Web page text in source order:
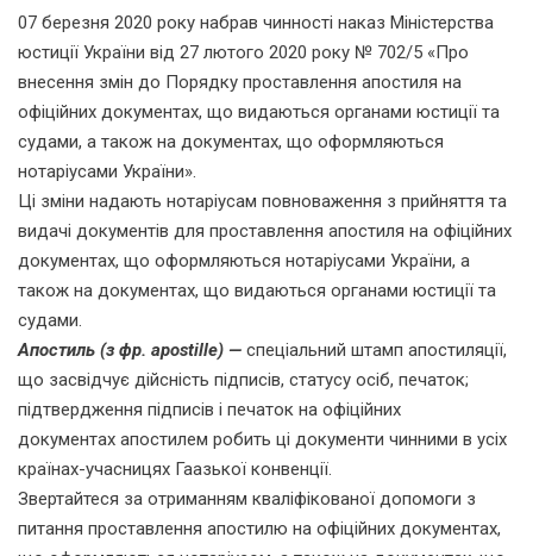
07 березня 2020 року набрав чинності наказ Міністерства
юстиції України від 27 лютого 2020 року № 702/5 «Про
внесення змін до Порядку проставлення апостиля на
офіційних документах, що видаються органами юстиції та
судами, а також на документах, що оформляються
нотаріусами України».
Ці зміни надають нотаріусам повноваження з прийняття та
видачі документів для проставлення апостиля на офіційних
документах, що оформляються нотаріусами України, а
також на документах, що видаються органами юстиції та
судами.
Апостиль (з фр. apostille) — спеціальний штамп апостиляції,
що засвідчує дійсність підписів, статусу осіб, печаток;
підтвердження підписів і печаток на офіційних
документах апостилем робить ці документи чинними в усіх
країнах-учасницях Гаазької конвенції.
Звертайтеся за отриманням кваліфікованої допомоги з
питання проставлення апостилю на офіційних документах,